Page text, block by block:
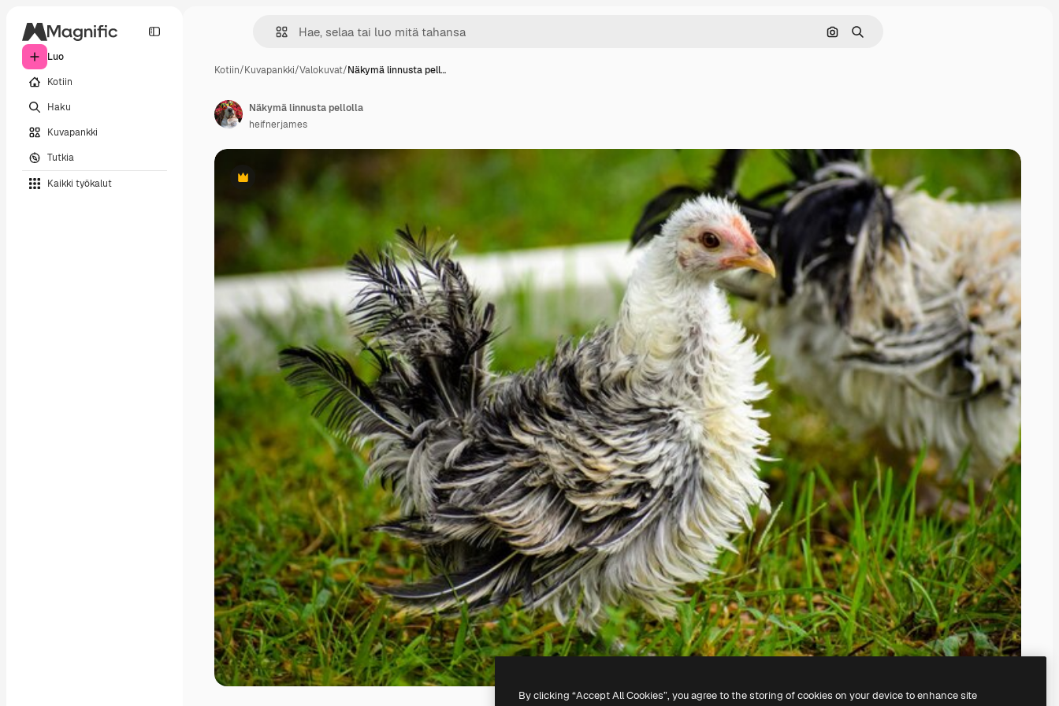
Luo
Kotiin
Haku
Kuvapankki
Tutkia
Kaikki työkalut
Hae kuvan perusteella
Haku
Kotiin/Kuvapankki/Valokuvat/Näkymä linnusta pell…
Premium
Näkymä linnusta pellolla
heifnerjames
By clicking “Accept All Cookies”, you agree to the storing of cookies on your device to enhance site